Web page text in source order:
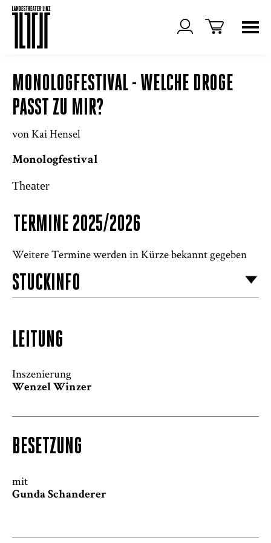
MONOLOGFESTIVAL - WELCHE DROGE
PASST ZU MIR?
von Kai Hensel
Monologfestival
Theater
TERMINE 2025/2026
Weitere Termine werden in Kürze bekannt gegeben
STÜCKINFO
LEITUNG
Inszenierung
Wenzel Winzer
BESETZUNG
mit
Gunda Schanderer